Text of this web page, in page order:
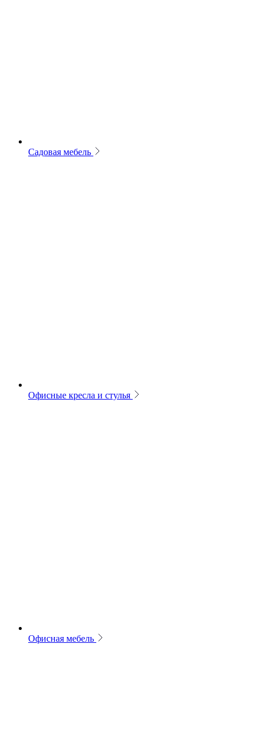
Садовая мебель
Офисные кресла и стулья
Офисная мебель